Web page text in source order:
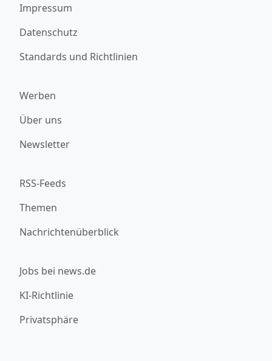
Impressum
Datenschutz
Standards und Richtlinien
Werben
Über uns
Newsletter
RSS-Feeds
Themen
Nachrichtenüberblick
Jobs bei news.de
KI-Richtlinie
Privatsphäre